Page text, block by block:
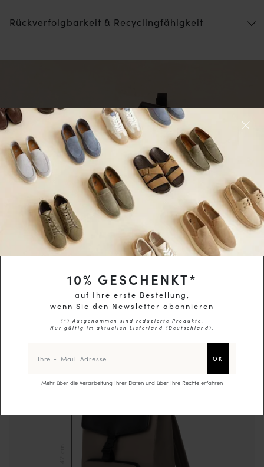
Rückverfolgbarkeit & Recyclingfähigkeit
10% GESCHENKT*
auf Ihre erste Bestellung,
wenn Sie den Newsletter abonnieren
(*) Ausgenommen sind reduzierte Produkte.
Nur gültig im aktuellen Lieferland (Deutschland).
Mehr über die Verarbeitung Ihrer Daten und über Ihre Rechte erfahren